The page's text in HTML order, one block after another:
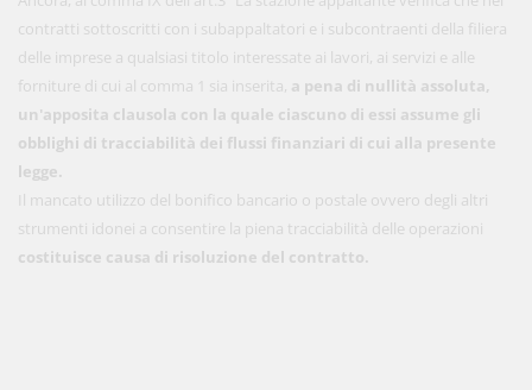
contratti sottoscritti con i subappaltatori e i subcontraenti della filiera
delle imprese a qualsiasi titolo interessate ai lavori, ai servizi e alle
forniture di cui al comma 1 sia inserita, a pena di nullità assoluta,
un'apposita clausola con la quale ciascuno di essi assume gli
obblighi di tracciabilità dei flussi finanziari di cui alla presente
legge.
Il mancato utilizzo del bonifico bancario o postale ovvero degli altri
strumenti idonei a consentire la piena tracciabilità delle operazioni
costituisce causa di risoluzione del contratto.